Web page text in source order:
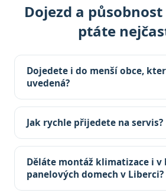
Dojezd a
ptáte
Dojedete i do menší obce,
uvedená?
Jak rychle přijedete na servis?
Děláte montáž klimatizace i v
panelových domech v Liberci?